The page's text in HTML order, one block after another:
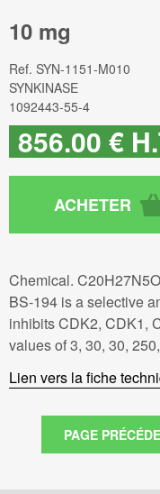
10 mg
Ref. SYN-1151-M010
SYNKINASE
1092443-55-4
856.00 €
Chemical.
BS-194 is a selective
inhibits CDK2, CDK1,
values of 3, 30, 30,
Lien vers la fiche